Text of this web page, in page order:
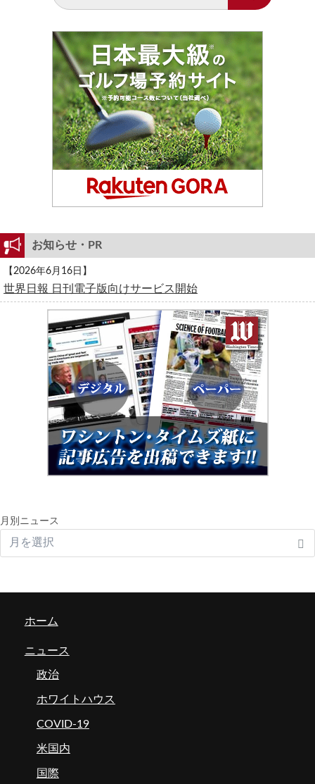
お知らせ・PR
【2026年6月16日】
世界日報 日刊電子版向けサービス開始
月別ニュース
ホーム
ニュース
政治
ホワイトハウス
COVID-19
米国内
国際